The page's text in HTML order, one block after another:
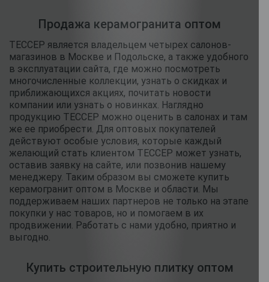
Продажа керамогранита оптом
ТЕССЕР является владельцем четырех салонов-
магазинов в Москве и Подольске, а также удобного
в эксплуатации сайта, где можно посмотреть
многочисленные коллекции, узнать о скидках и
приближающихся акциях, почитать новости
компании или узнать о новинках. Наглядно
продукцию ТЕССЕР можно оценить в салонах и там
же ее приобрести. Для оптовых покупателей
действуют особые условия, которые каждый
желающий стать клиентом ТЕССЕР может узнать,
оставив заявку на сайте, или позвонив нашему
менеджеру. Таким образом вы сможете купить
керамогранит оптом в Москве и области. Мы
поддерживаем наших партнеров не только на этапе
покупки у нас товаров, но и помогаем в их
продвижении. Работать с нами удобно, приятно и
выгодно.
Купить строительную плитку оптом